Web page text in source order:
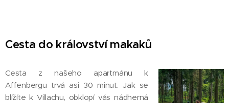
Cesta do království makaků
Cesta z našeho apartmánu k
Affenbergu trvá asi 30 minut. Jak se
blížíte k Villachu, obklopí vás nádherná